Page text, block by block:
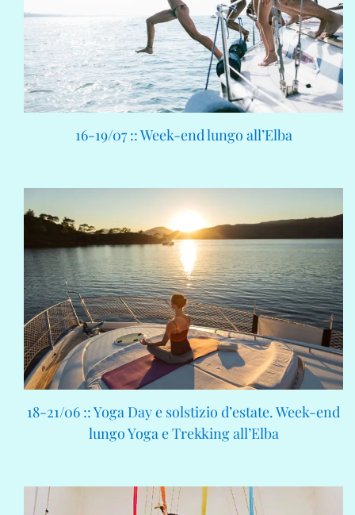
16-19/07 :: Week-end lungo all’Elba
18-21/06 :: Yoga Day e solstizio d’estate. Week-end
lungo Yoga e Trekking all’Elba